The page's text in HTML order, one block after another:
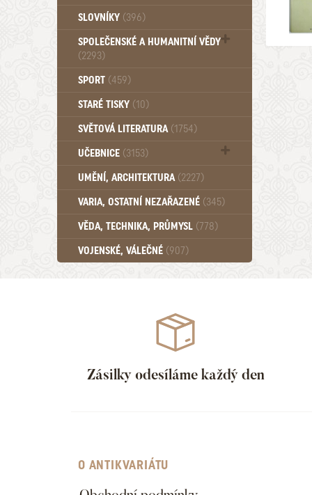
SLOVNÍKY (396)
SPOLEČENSKÉ A HUMANITNÍ VĚDY
(2293)
Pedagogika (191)
Psychologie a osobní rozvoj (761)
SPORT (459)
STARÉ TISKY (10)
SVĚTOVÁ LITERATURA (1754)
UČEBNICE (3153)
Učebnice - Jazykové (1297)
Učebnice - VŠ (259)
Učebnice - ZŠ (556)
Učebnice - Ostatní (499)
UMĚNÍ, ARCHITEKTURA (2227)
VARIA, OSTATNÍ NEZAŘAZENÉ (345)
VĚDA, TECHNIKA, PRŮMYSL (778)
VOJENSKÉ, VÁLEČNÉ (907)
Zásilky odesíláme každý den
O ANTIKVARIÁTU